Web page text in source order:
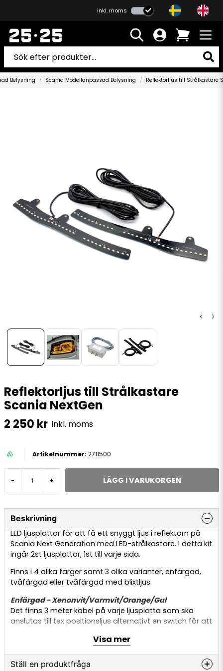
inkl. moms
Belysning Scania Modellanpassad Belysning Reflektorljus till Strålkastare
Reflektorljus till Strålkastare
Scania NextGen
2 250 kr inkl. moms
2711500
- + LÄGG I VARUKORGEN
Beskrivning
LED ljusplattor för att få ett snyggt ljus i reflektorn på
Scania Next Generation med LED-strålkastare. I detta kit
ingår 2st ljusplattor, 1st till varje sida.
Finns i 4 olika färger samt 3 olika varianter, enfärgad,
tvåfärgad eller tvåfärgad med blixtljus.
Enfärgad - Xenonvit/Varmvit/Orange/Gul
Det finns 3 meter kabel på varje ljusplatta som ska
anslutas till tex positionsljus alternativt en switch för att
Tvåfärgad - Xenonvit & Orange eller Varmvit & Orange
Visa mer
Ställ en produktfråga